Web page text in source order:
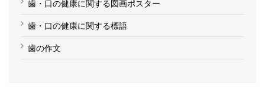
歯・口の健康に関する図画ポスター
歯・口の健康に関する標語
歯の作文